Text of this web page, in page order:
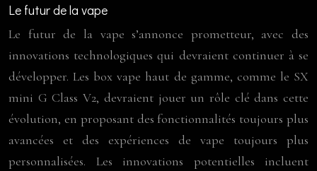
Le futur de la vape
Le futur de la vape s’annonce prometteur, avec des
innovations technologiques qui devraient continuer à se
développer. Les box vape haut de gamme, comme le SX
mini G Class V2, devraient jouer un rôle clé dans cette
évolution, en proposant des fonctionnalités toujours plus
avancées et des expériences de vape toujours plus
personnalisées. Les innovations potentielles incluent